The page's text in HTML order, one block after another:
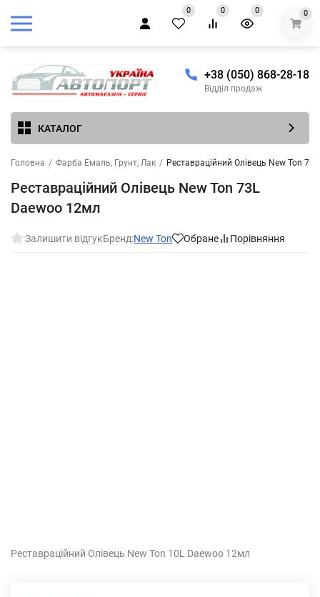
0 0 0 0
+38 (050) 868-28-18
Відділ продаж
КАТАЛОГ
Головна / Фарба Емаль, Грунт, Лак / Реставраційний Олівець New Ton
Реставраційний Олівець New Ton 73L
Daewoo 12мл
Залишити відгукБренд:New Ton Обране Порівняння
Реставраційний Олівець New Ton 10L Daewoo 12мл